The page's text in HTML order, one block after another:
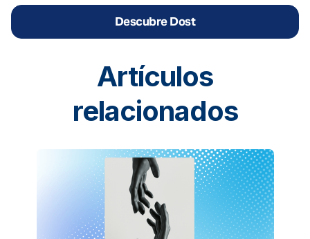
Descubre Dost
Artículos
relacionados